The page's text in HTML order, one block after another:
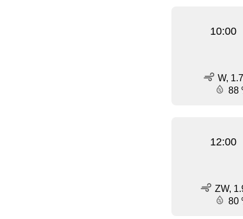
10:00
W,
88
12:00
ZW,
80